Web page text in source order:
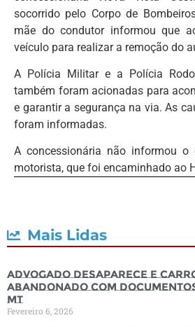
socorrido pelo Corpo de
mãe do condutor informou que
veículo para realizar a remoção do
A Polícia Militar e a Polícia
também foram acionadas para
e garantir a segurança na via. As
foram informadas.
A concessionária não informou o
motorista, que foi encaminhado ao
Mais Lidas
Advogado desaparece e
abandonado com
MT
Fevereiro 6, 2026